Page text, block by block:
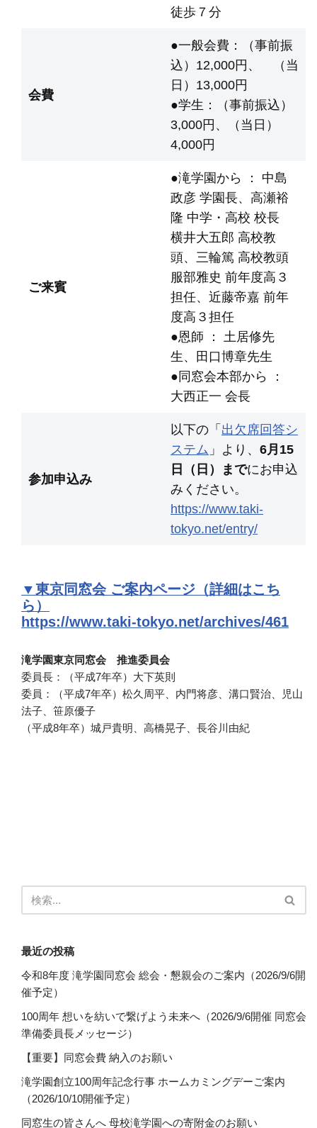
徒歩７分
会費
●一般会費：（事前振
込）12,000円、 （当
日）13,000円
●学生：（事前振込）
3,000円、（当日）
4,000円
ご来賓
●滝学園から ： 中島
政彦 学園長、高瀬裕
隆 中学・高校 校長
横井大五郎 高校教
頭、三輪篤 高校教頭
服部雅史 前年度高３
担任、近藤帝嘉 前年
度高３担任
●恩師 ： 土居修先
生、田口博章先生
●同窓会本部から ：
大西正一 会長
参加申込み
以下の「 出欠席回答シ
ステム 」より、 6月15
日（日）までにお申込
みください。
https://www.taki-
tokyo.net/entry/
▼東京同窓会 ご案内ページ （詳細はこち
ら）
https://www.taki-tokyo.net/archives/461
滝学園東京同窓会 推進委員会
委員長：（平成7年卒）大下英則
委員：（平成7年卒）松久周平、内門将彦、溝口賢治、児山
法子、笹原優子
（平成8年卒）城戸貴明、高橋晃子、長谷川由紀
最近の投稿
令和8年度 滝学園同窓会 総会・懇親会のご案内（2026/9/6開
催予定）
100周年 想いを紡いで繋げよう未来へ（2026/9/6開催 同窓会
準備委員長メッセージ）
【重要】同窓会費 納入のお願い
滝学園創立100周年記念行事 ホームカミングデーご案内
（2026/10/10開催予定）
同窓生の皆さんへ 母校滝学園への寄附金のお願い